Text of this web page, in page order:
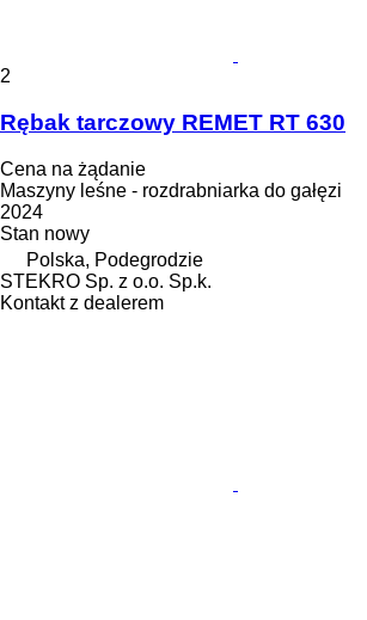
2
Rębak tarczowy REMET RT 630
Cena na żądanie
Maszyny leśne - rozdrabniarka do gałęzi
2024
Stan nowy
Polska, Podegrodzie
STEKRO Sp. z o.o. Sp.k.
Kontakt z dealerem